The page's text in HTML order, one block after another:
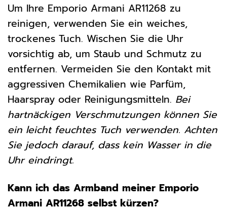
Um Ihre Emporio Armani AR11268 zu
reinigen, verwenden Sie ein weiches,
trockenes Tuch. Wischen Sie die Uhr
vorsichtig ab, um Staub und Schmutz zu
entfernen. Vermeiden Sie den Kontakt mit
aggressiven Chemikalien wie Parfüm,
Haarspray oder Reinigungsmitteln. Bei
hartnäckigen Verschmutzungen können Sie
ein leicht feuchtes Tuch verwenden. Achten
Sie jedoch darauf, dass kein Wasser in die
Uhr eindringt.
Kann ich das Armband meiner Emporio
Armani AR11268 selbst kürzen?